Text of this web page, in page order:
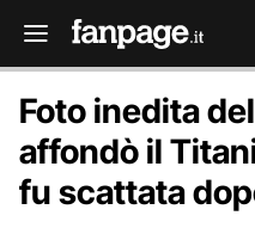
Foto inedita
affondò il
fu scattata